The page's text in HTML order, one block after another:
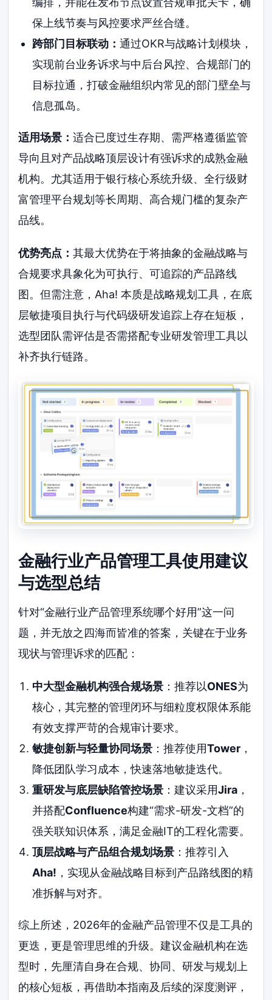
保上线节奏与风控要求严丝合缝。
跨部门目标联动： 通过OKR与战略计划模块，
实现前台业务诉求与中后台风控、合规部门的
目标拉通，打破金融组织内常见的部门壁垒与
信息孤岛。
适用场景：适合已度过生存期、需严格遵循监管
导向且对产品战略顶层设计有强诉求的成熟金融
机构。尤其适用于银行核心系统升级、全行级财
富管理平台规划等长周期、高合规门槛的复杂产
品线。
优势亮点：其最大优势在于将抽象的金融战略与
合规要求具象化为可执行、可追踪的产品路线
图。但需注意，Aha! 本质是战略规划工具，在底
层敏捷项目执行与代码级研发追踪上存在短板，
选型团队需评估是否需搭配专业研发管理工具以
补齐执行链路。
金融行业产品管理工具使用建议
与选型总结
针对“金融行业产品管理系统哪个好用”这一问
题，并无放之四海而皆准的答案，关键在于业务
现状与管理诉求的匹配：
中大型金融机构强合规场景：推荐以ONES为
核心，其完整的管理闭环与细粒度权限体系能
有效支撑严苛的合规审计要求。
敏捷创新与轻量协同场景：推荐使用Tower，
降低团队学习成本，快速落地敏捷迭代。
重研发与底层缺陷管控场景：建议采用Jira，
并搭配Confluence构建“需求-研发-文档”的
强关联知识体系，满足金融IT的工程化需要。
顶层战略与产品组合规划场景：推荐引入
Aha! ，实现从金融战略目标到产品路线图的精
准拆解与对齐。
综上所述，2026年的金融产品管理不仅是工具的
更迭，更是管理思维的升级。建议金融机构在选
型时，先厘清自身在合规、协同、研发与规划上
的核心短板，再借助本指南及后续的深度测评，